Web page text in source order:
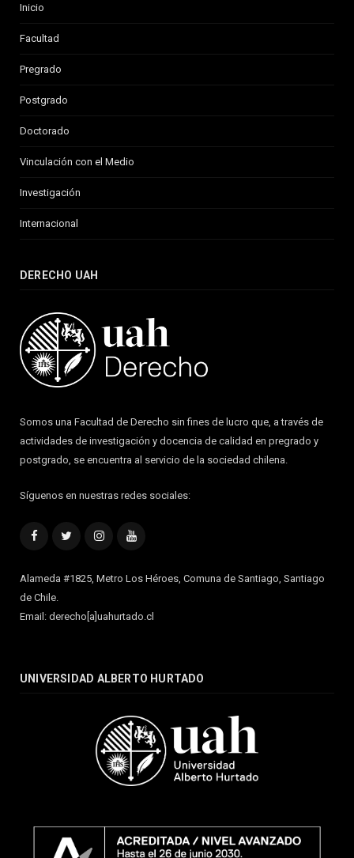
Inicio
Facultad
Pregrado
Postgrado
Doctorado
Vinculación con el Medio
Investigación
Internacional
DERECHO UAH
Somos una Facultad de Derecho sin fines de lucro que, a través de
actividades de investigación y docencia de calidad en pregrado y
postgrado, se encuentra al servicio de la sociedad chilena.
Síguenos en nuestras redes sociales:
FacebookTwitterInstagramYouTube
Alameda #1825, Metro Los Héroes, Comuna de Santiago, Santiago
de Chile.
Email: derecho[a]uahurtado.cl
UNIVERSIDAD ALBERTO HURTADO